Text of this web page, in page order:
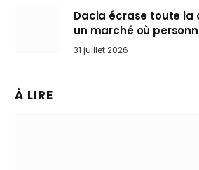
Dacia écrase toute la
un marché où
31 juillet 2026
À LIRE